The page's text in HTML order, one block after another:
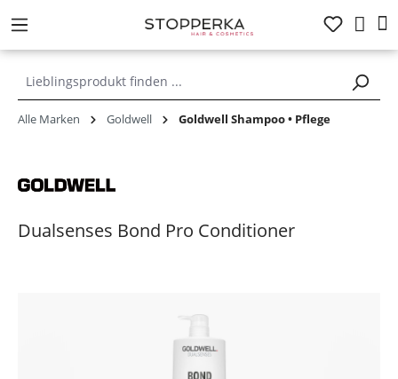
springen
Alle Marken Goldwell Goldwell Shampoo • Pflege
Dualsenses Bond Pro Conditioner